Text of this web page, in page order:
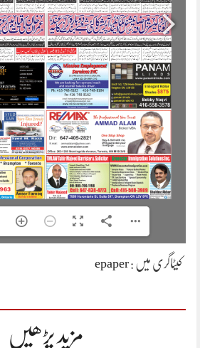
کیٹاگری میں :epaper
مزید پڑھیں